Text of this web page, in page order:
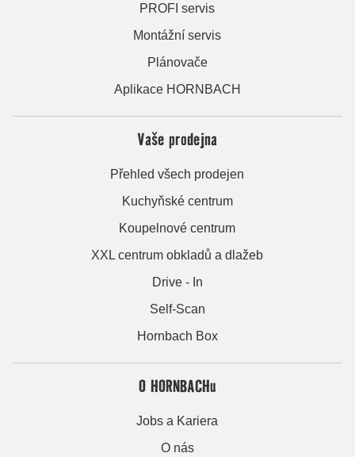
PROFI servis
Montážní servis
Plánovače
Aplikace HORNBACH
Vaše prodejna
Přehled všech prodejen
Kuchyňské centrum
Koupelnové centrum
XXL centrum obkladů a dlažeb
Drive - In
Self-Scan
Hornbach Box
O HORNBACHu
Jobs a Kariera
O nás